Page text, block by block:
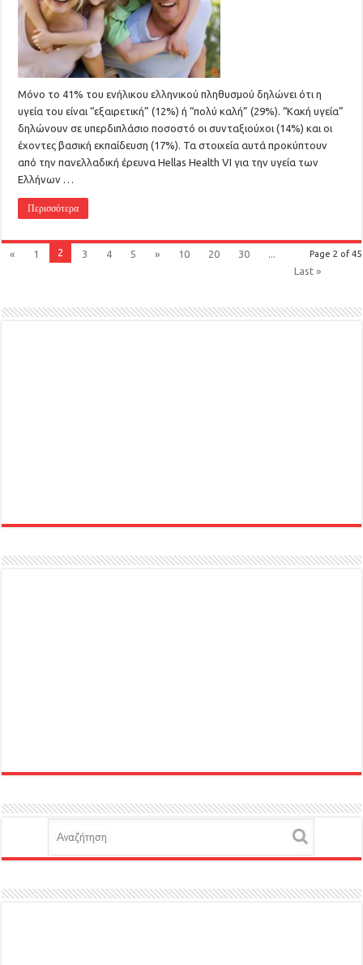
Μόνο το 41% του ενήλικου ελληνικού πληθυσμού δηλώνει ότι η
υγεία του είναι “εξαιρετική” (12%) ή “πολύ καλή” (29%). “Κακή υγεία”
δηλώνουν σε υπερδιπλάσιο ποσοστό οι συνταξιούχοι (14%) και οι
έχοντες βασική εκπαίδευση (17%). Τα στοιχεία αυτά προκύπτουν
από την πανελλαδική έρευνα Hellas Health VΙ για την υγεία των
Ελλήνων …
Περισσότερα
Page 2 of 45
« 1 2 3 4 5 » 10 20 30
...
Last »